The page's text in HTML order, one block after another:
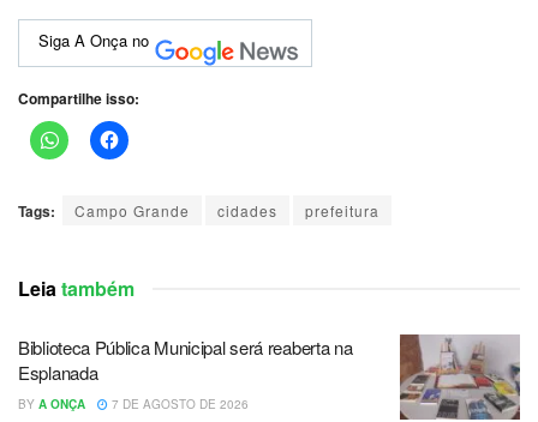
Siga A Onça no
Compartilhe isso:
Tags: Campo Grande cidades prefeitura
Leiatambém
Biblioteca Pública Municipal será reaberta na
Esplanada
BY A ONÇA 7 DE AGOSTO DE 2026